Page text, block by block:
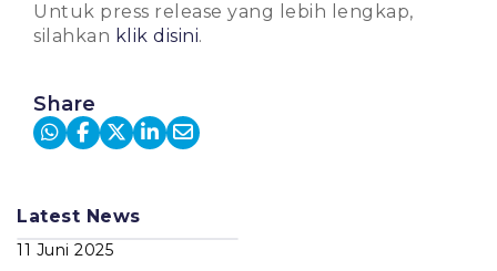
Untuk press release yang lebih lengkap,
silahkan klik disini.
Share
Latest News
11 Juni 2025